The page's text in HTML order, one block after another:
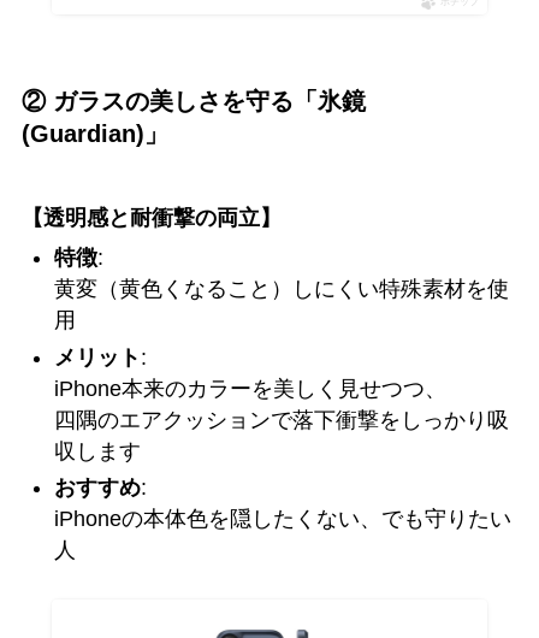
ポチップ
② ガラスの美しさを守る「氷鏡
(Guardian)」
【透明感と耐衝撃の両立】
特徴:
黄変（黄色くなること）しにくい特殊素材を使
用
メリット :
iPhone本来のカラーを美しく見せつつ、
四隅のエアクッションで落下衝撃をしっかり吸
収します
おすすめ:
iPhoneの本体色を隠したくない、でも守りたい
人